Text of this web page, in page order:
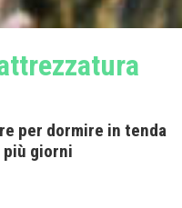
per dormire in tenda
più giorni